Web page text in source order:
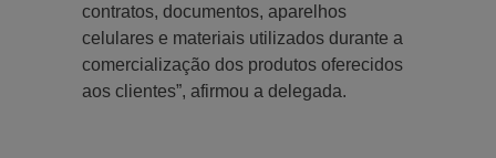
contratos, documentos, aparelhos
celulares e materiais utilizados durante a
comercialização dos produtos oferecidos
aos clientes”, afirmou a delegada.